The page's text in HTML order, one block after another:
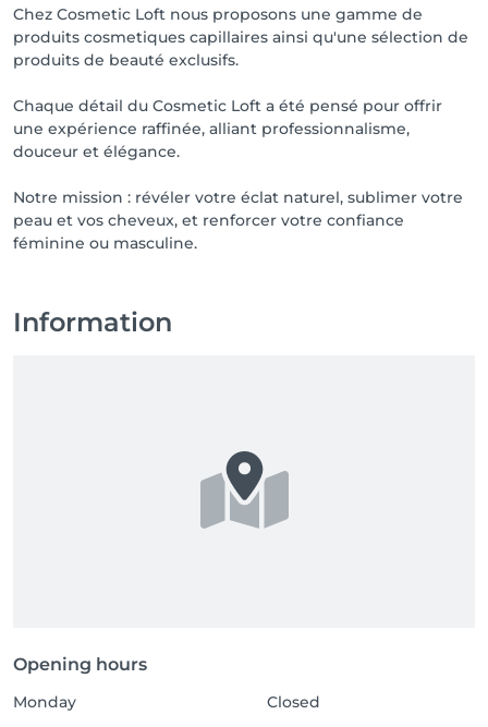
Chez Cosmetic Loft nous proposons une gamme de
produits cosmetiques capillaires ainsi qu'une sélection de
produits de beauté exclusifs.
Chaque détail du Cosmetic Loft a été pensé pour offrir
une expérience raffinée, alliant professionnalisme,
douceur et élégance.
Notre mission : révéler votre éclat naturel, sublimer votre
peau et vos cheveux, et renforcer votre confiance
féminine ou masculine.
Information
Opening hours
Monday
Closed